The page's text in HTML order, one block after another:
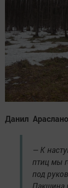
Данил
— К
птиц мы
под
Пакшина